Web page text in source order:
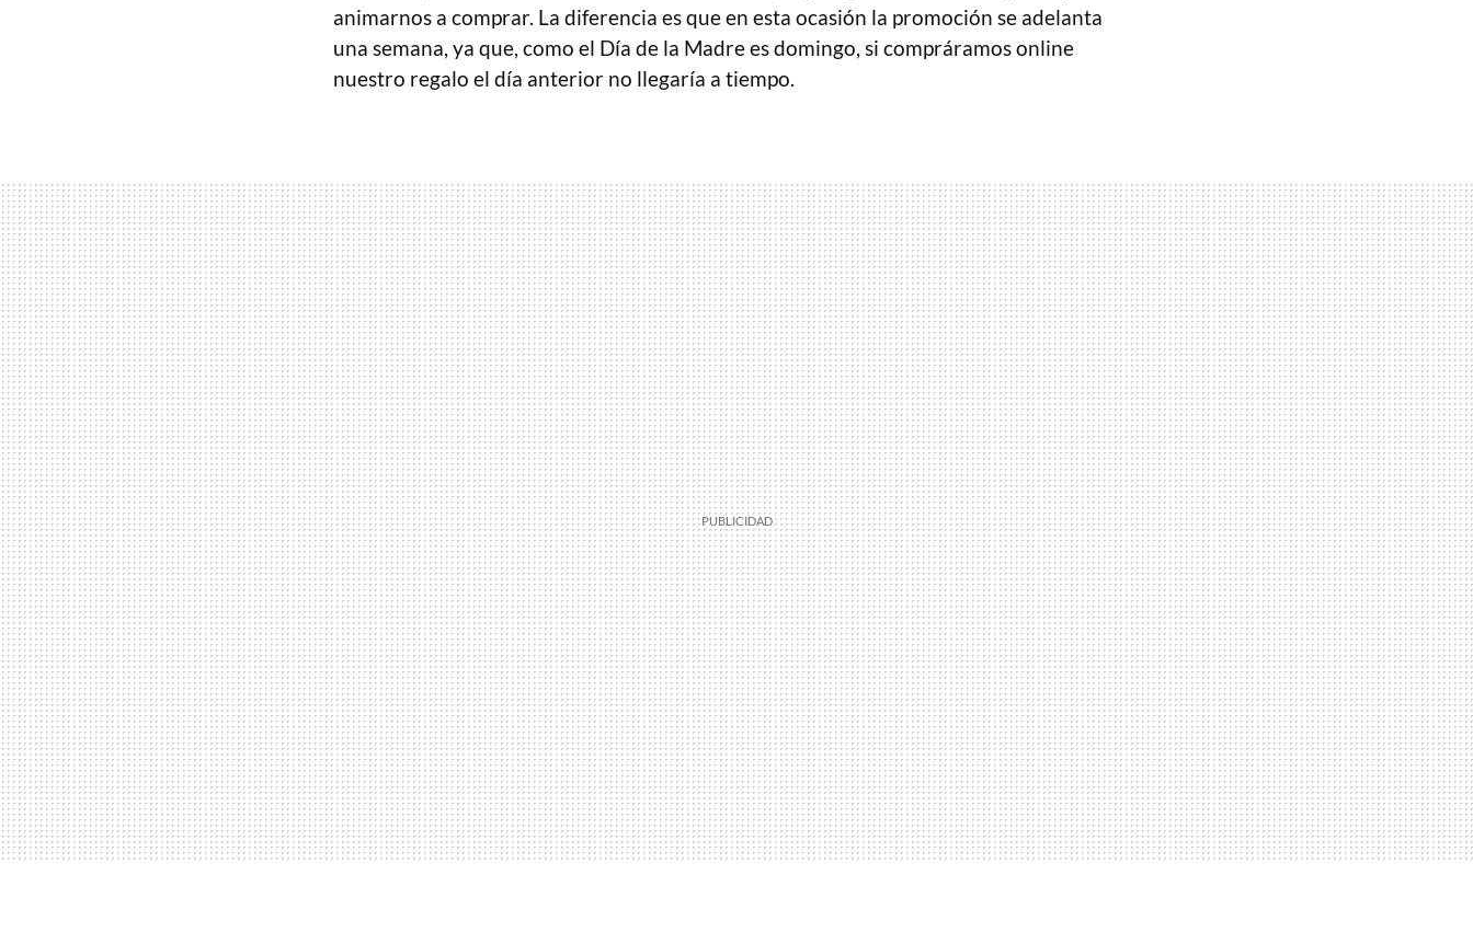
animarnos a comprar. La diferencia es que en esta ocasión la promoción se adelanta
una semana, ya que, como el Día de la Madre es domingo, si compráramos online
nuestro regalo el día anterior no llegaría a tiempo.